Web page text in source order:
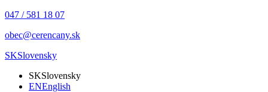
047 / 581 18 07
obec@cerencany.sk
SKSlovensky
SKSlovensky
ENEnglish